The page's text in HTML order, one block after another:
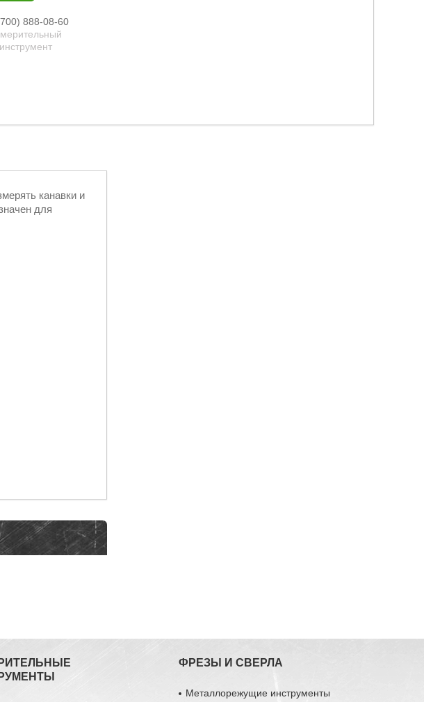
888-08-60
инструмент
канавки и
для
ФРЕЗЫ И СВЕРЛА
Металлорежущие инструменты